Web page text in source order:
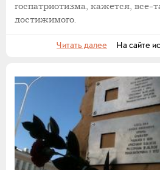
госпатриотизма, кажется, все-
достижимого.
Читать далее На сайте